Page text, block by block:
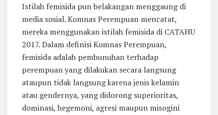
Istilah femisida pun belakangan menggaung di
media sosial. Komnas Perempuan mencatat,
mereka menggunakan istilah femisida di CATAHU
2017. Dalam definisi Komnas Perempuan,
femisida adalah pembunuhan terhadap
perempuan yang dilakukan secara langsung
ataupun tidak langsung karena jenis kelamin
atau gendernya, yang didorong superioritas,
dominasi, hegemoni, agresi maupun misogini